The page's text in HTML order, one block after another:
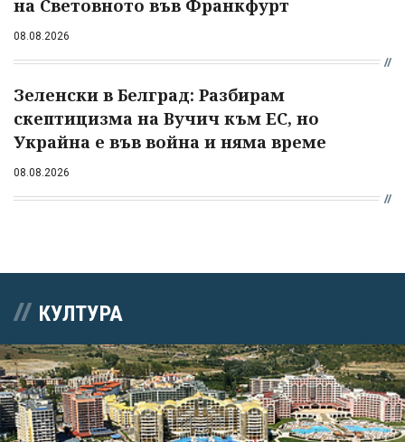
на Световното във Франкфурт
08.08.2026
Зеленски в Белград: Разбирам
скептицизма на Вучич към ЕС, но
Украйна е във война и няма време
08.08.2026
КУЛТУРА